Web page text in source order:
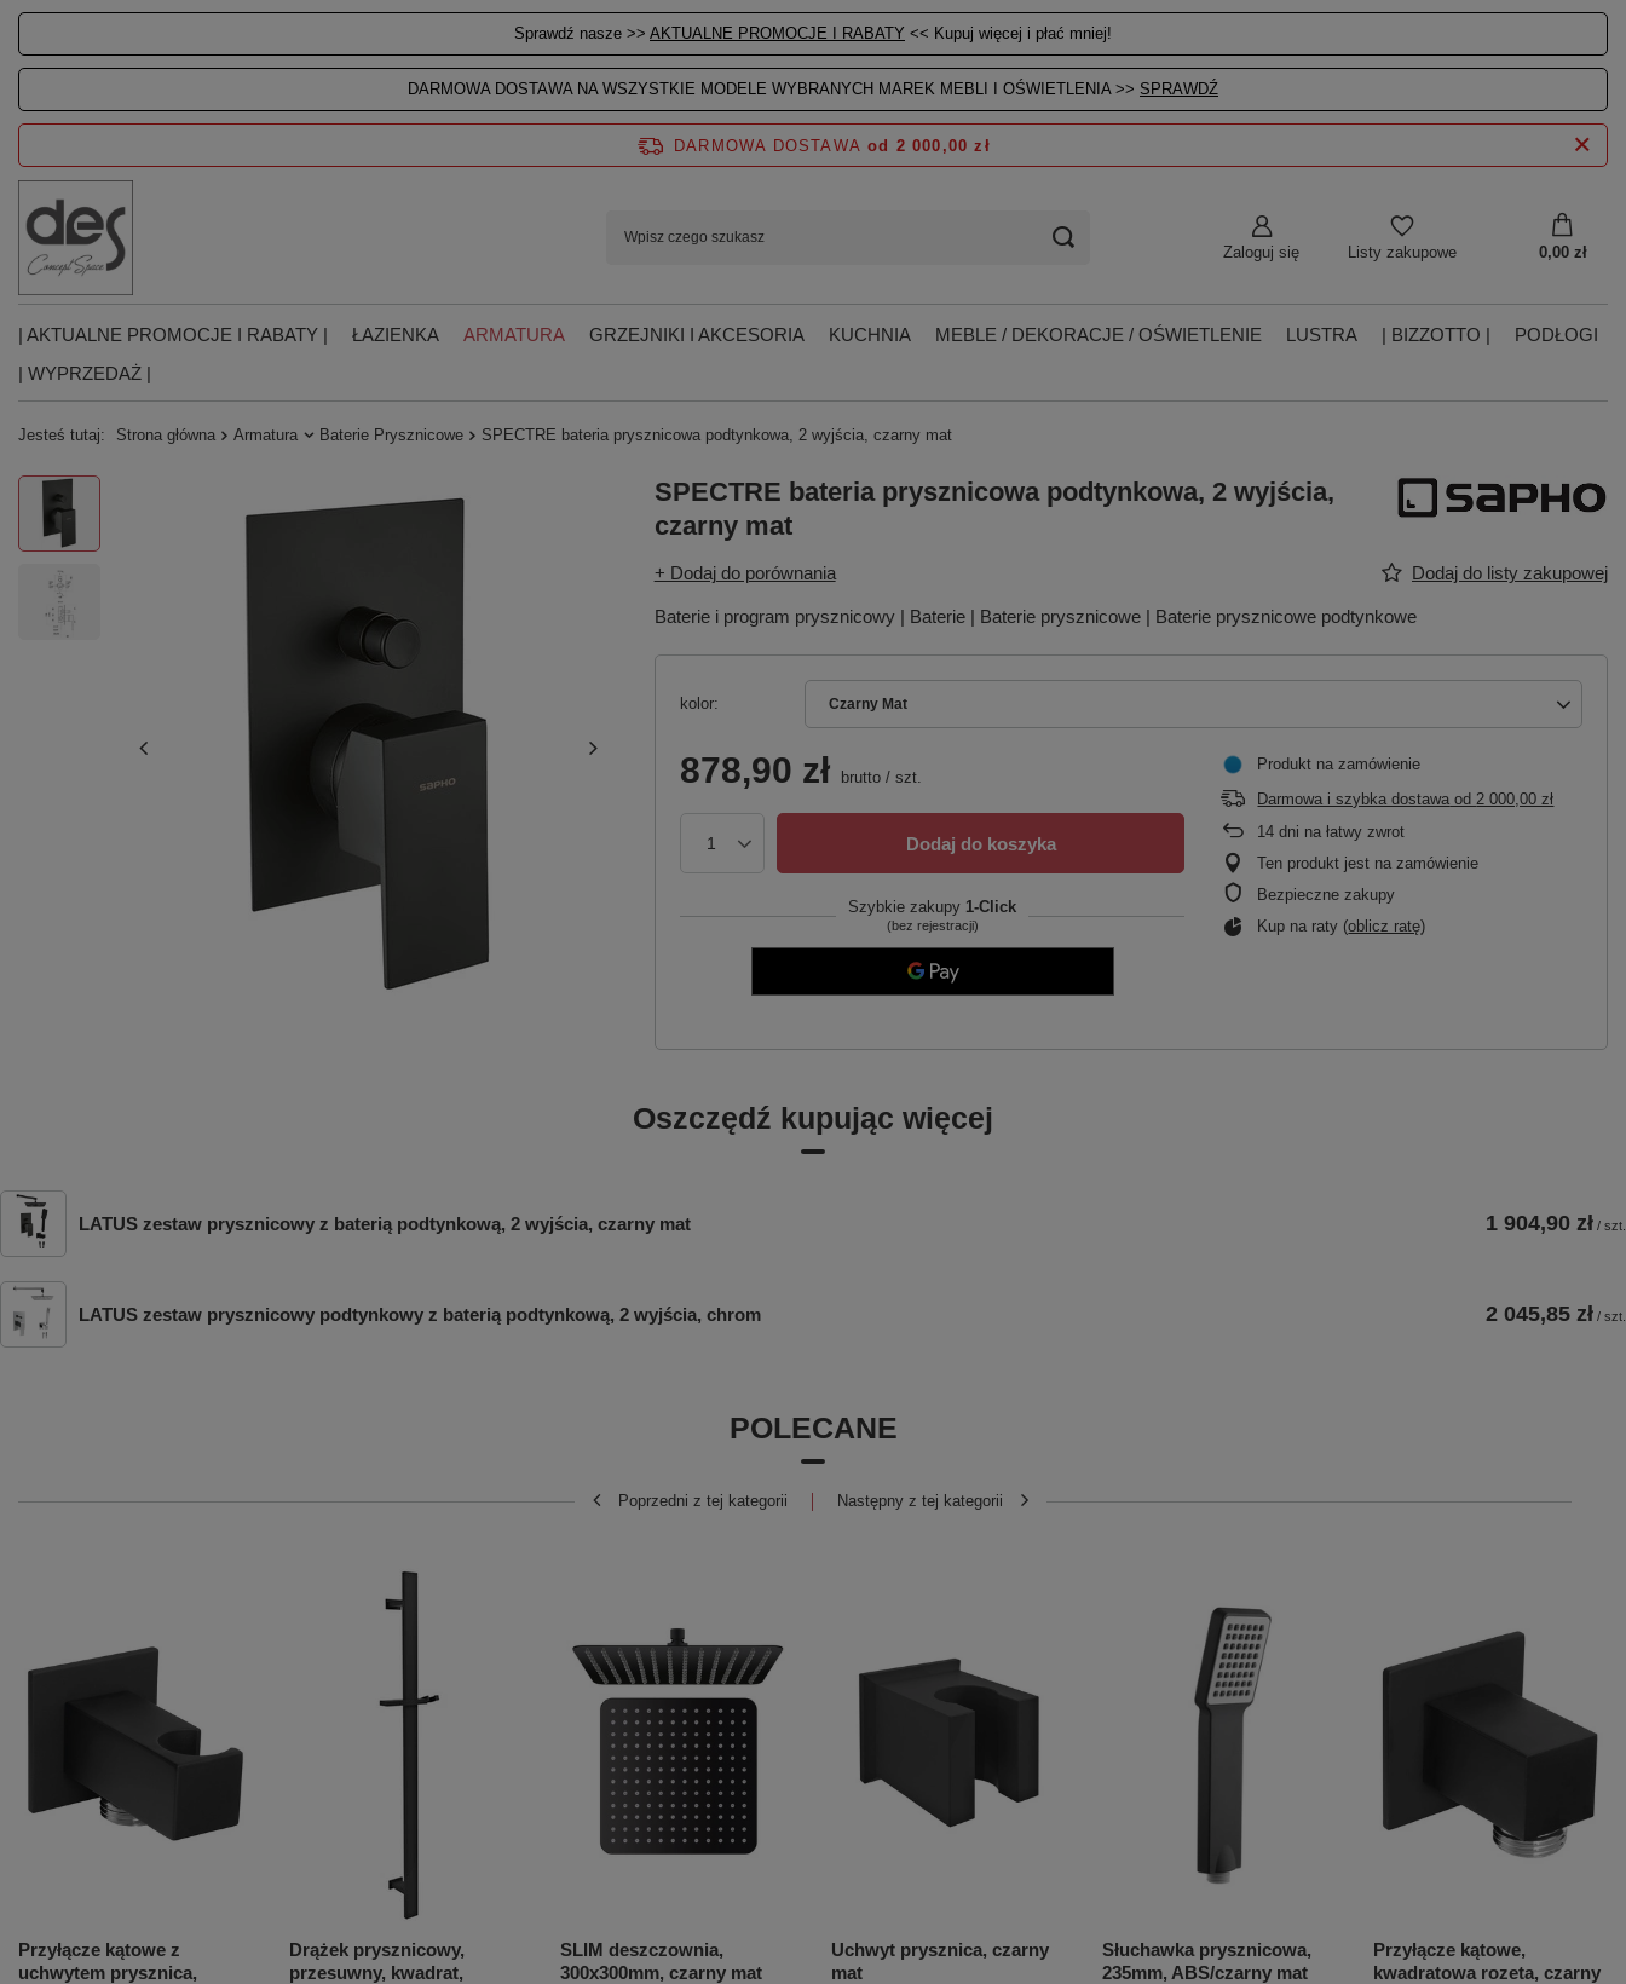
Sprawdź nasze >> AKTUALNE PROMOCJE I RABATY << Kupuj więcej i płać mniej!
DARMOWA DOSTAWA NA WSZYSTKIE MODELE WYBRANYCH MAREK MEBLI I OŚWIETLENIA >> SPRAWDŹ
Zaloguj się Listy zakupowe 0,00 zł
DARMOWA DOSTAWA od 2 000,00 zł
| AKTUALNE PROMOCJE I RABATY | ŁAZIENKA ARMATURA GRZEJNIKI I AKCESORIA KUCHNIA MEBLE / DEKORACJE / OŚWIETLENIE LUSTRA | BIZZOTTO |
PODŁOGI
| WYPRZEDAŻ |
Jesteś tutaj: Strona główna Armatura Baterie Prysznicowe SPECTRE bateria prysznicowa podtynkowa, 2 wyjścia, czarny mat
SPECTRE bateria prysznicowa podtynkowa, 2 wyjścia,
czarny mat
+ Dodaj do porównania Dodaj do listy zakupowej
Baterie i program prysznicowy | Baterie | Baterie prysznicowe | Baterie prysznicowe podtynkowe
kolor Czarny Mat
878,90 zł brutto/ szt.
Dodaj do koszyka
Szybkie zakupy 1-Click
(bez rejestracji)
Produkt na zamówienie
Darmowa i szybka dostawa od2 000,00 zł
14 dni na łatwy zwrot
Ten produkt jest na zamówienie
Bezpieczne zakupy
Kup na raty (oblicz ratę)
Oszczędź kupując więcej
LATUS zestaw prysznicowy z baterią podtynkową, 2 wyjścia, czarny mat 1 904,90 zł / szt.
LATUS zestaw prysznicowy podtynkowy z baterią podtynkową, 2 wyjścia, chrom 2 045,85 zł / szt.
POLECANE
Poprzedni z tej kategorii
Przyłącze kątowe z
uchwytem prysznica,
Drążek prysznicowy,
przesuwny, kwadrat,
SLIM deszczownia,
300x300mm, czarny mat
Uchwyt prysznica, czarny
mat
Słuchawka prysznicowa,
235mm, ABS/czarny mat
Przyłącze kątowe,
kwadratowa rozeta, czarny
Następny z tej kategorii